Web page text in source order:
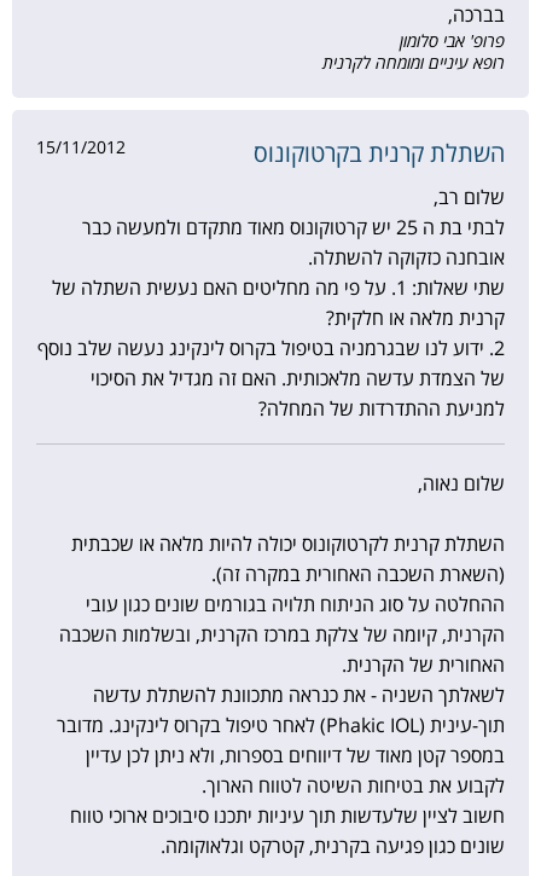
בברכה,
פרופ' אבי סלומון
רופא עיניים ומומחה לקרנית
השתלת קרנית בקרטוקונוס 15/11/2012
שלום רב,
לבתי בת ה 25 יש קרטוקונוס מאוד מתקדם ולמעשה כבר
אובחנה כזקוקה להשתלה.
שתי שאלות: 1. על פי מה מחליטים האם נעשית השתלה של
קרנית מלאה או חלקית?
2. ידוע לנו שבגרמניה בטיפול בקרוס לינקינג נעשה שלב נוסף
של הצמדת עדשה מלאכותית. האם זה מגדיל את הסיכוי
למניעת ההתדרדות של המחלה?
שלום נאוה,
השתלת קרנית לקרטוקונוס יכולה להיות מלאה או שכבתית
(השארת השכבה האחורית במקרה זה).
ההחלטה על סוג הניתוח תלויה בגורמים שונים כגון עובי
הקרנית, קיומה של צלקת במרכז הקרנית, ובשלמות השכבה
האחורית של הקרנית.
לשאלתך השניה - את כנראה מתכוונת להשתלת עדשה
תוך-עינית (Phakic IOL) לאחר טיפול בקרוס לינקינג. מדובר
במספר קטן מאוד של דיווחים בספרות, ולא ניתן לכן עדיין
לקבוע את בטיחות השיטה לטווח הארוך.
חשוב לציין שלעדשות תוך עיניות יתכנו סיבוכים ארוכי טווח
שונים כגון פגיעה בקרנית, קטרקט וגלאוקומה.